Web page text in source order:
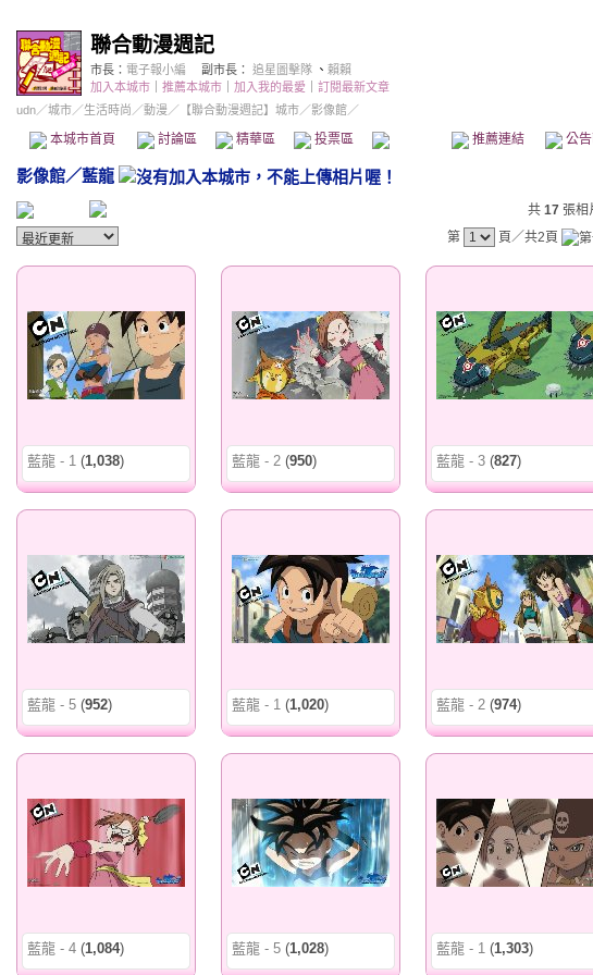
聯合動漫週記
市長： 電子報小編 副市長： 追星圖擊隊 、 賴賴
加入本城市
推薦本城市 加入我的最愛
訂閱最新文章
udn／城市／生活時尚 ／動漫 ／ 【聯合動漫週記】城市／影像館／
本城市首頁 討論區 精華區 投票區 影像館 推薦連結 公告
影像館／藍龍
共 17 張相
第
頁／共2頁
藍龍 - 1 (1,038) 藍龍 - 2 (950) 藍龍 - 3 (827)
藍龍 - 5 (952) 藍龍 - 1 (1,020) 藍龍 - 2 (974)
藍龍 - 4 (1,084) 藍龍 - 5 (1,028) 藍龍 - 1 (1,303)